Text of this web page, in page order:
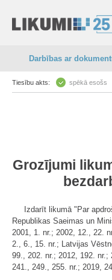
Darbības ar
Tiesību akts: spēkā esošs
Grozījumi
Izdarīt likumā "Par
Republikas Saeimas un
2001, 1. nr.; 2002, 12., 22.
2., 6., 15. nr.; Latvijas
99., 202. nr.; 2012, 192. nr.;
241., 249., 255. nr.; 2019,